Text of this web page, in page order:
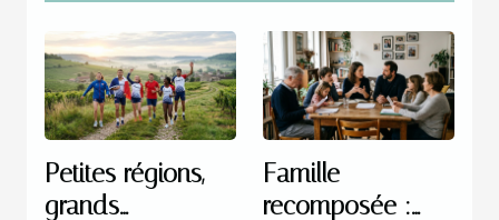
Petites régions,
grands
Famille
recomposée :